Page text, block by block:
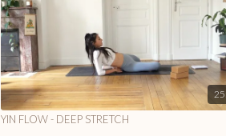
YIN FLOW - DEEP STRETCH